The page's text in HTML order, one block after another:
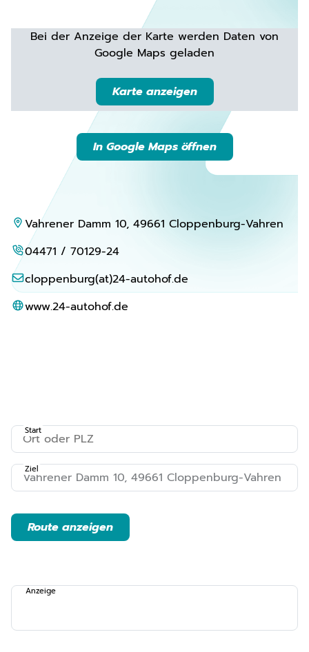
Bei der Anzeige der Karte werden Daten von
Google Maps geladen
Karte anzeigen
In Google Maps öffnen
Vahrener Damm 10, 49661 Cloppenburg-Vahren
04471 / 70129-24
cloppenburg(at)24-autohof.de
www.24-autohof.de
Start
Ziel
Route anzeigen
Anzeige